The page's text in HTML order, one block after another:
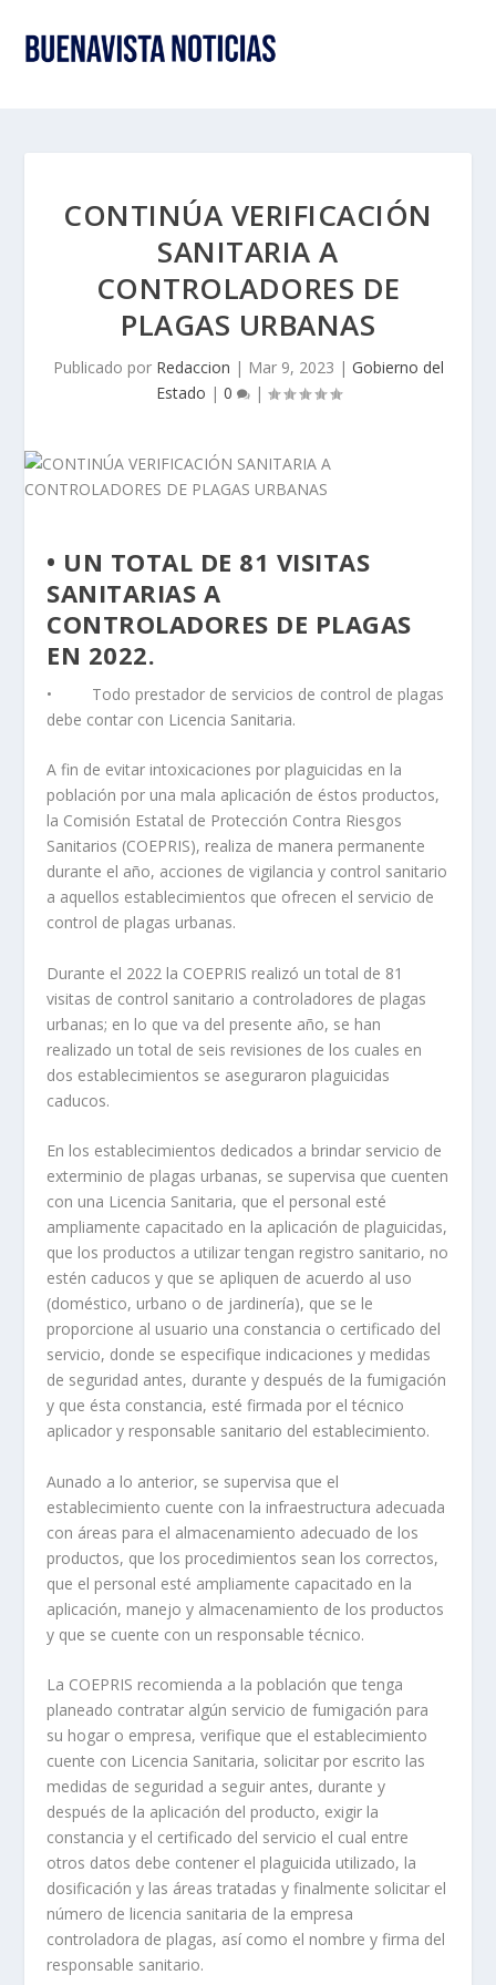
CONTINÚA VERIFICACIÓN
SANITARIA A
CONTROLADORES DE
PLAGAS URBANAS
Publicado por Redaccion | Mar 9, 2023 | Gobierno del
Estado | 0 |
• UN TOTAL DE 81 VISITAS
SANITARIAS A
CONTROLADORES DE PLAGAS
EN 2022.
• Todo prestador de servicios de control de plagas
debe contar con Licencia Sanitaria.
A fin de evitar intoxicaciones por plaguicidas en la
población por una mala aplicación de éstos productos,
la Comisión Estatal de Protección Contra Riesgos
Sanitarios (COEPRIS), realiza de manera permanente
durante el año, acciones de vigilancia y control sanitario
a aquellos establecimientos que ofrecen el servicio de
control de plagas urbanas.
Durante el 2022 la COEPRIS realizó un total de 81
visitas de control sanitario a controladores de plagas
urbanas; en lo que va del presente año, se han
realizado un total de seis revisiones de los cuales en
dos establecimientos se aseguraron plaguicidas
caducos.
En los establecimientos dedicados a brindar servicio de
exterminio de plagas urbanas, se supervisa que cuenten
con una Licencia Sanitaria, que el personal esté
ampliamente capacitado en la aplicación de plaguicidas,
que los productos a utilizar tengan registro sanitario, no
estén caducos y que se apliquen de acuerdo al uso
(doméstico, urbano o de jardinería), que se le
proporcione al usuario una constancia o certificado del
servicio, donde se especifique indicaciones y medidas
de seguridad antes, durante y después de la fumigación
y que ésta constancia, esté firmada por el técnico
aplicador y responsable sanitario del establecimiento.
Aunado a lo anterior, se supervisa que el
establecimiento cuente con la infraestructura adecuada
con áreas para el almacenamiento adecuado de los
productos, que los procedimientos sean los correctos,
que el personal esté ampliamente capacitado en la
aplicación, manejo y almacenamiento de los productos
y que se cuente con un responsable técnico.
La COEPRIS recomienda a la población que tenga
planeado contratar algún servicio de fumigación para
su hogar o empresa, verifique que el establecimiento
cuente con Licencia Sanitaria, solicitar por escrito las
medidas de seguridad a seguir antes, durante y
después de la aplicación del producto, exigir la
constancia y el certificado del servicio el cual entre
otros datos debe contener el plaguicida utilizado, la
dosificación y las áreas tratadas y finalmente solicitar el
número de licencia sanitaria de la empresa
controladora de plagas, así como el nombre y firma del
responsable sanitario.